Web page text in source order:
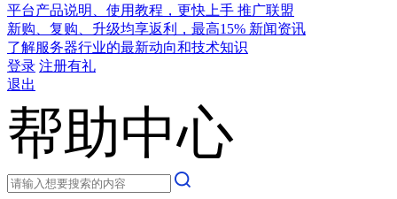
平台产品说明、使用教程，更快上手 推广联盟
新购、复购、升级均享返利，最高15% 新闻资讯
了解服务器行业的最新动向和技术知识
登录 注册有礼
退出
帮助中心